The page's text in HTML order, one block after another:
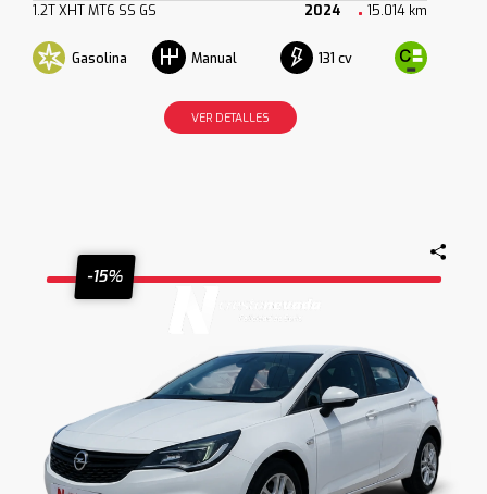
1.2T XHT MT6 SS GS 2024 15.014 km
Gasolina Manual 131 cv
VER DETALLES
-15%